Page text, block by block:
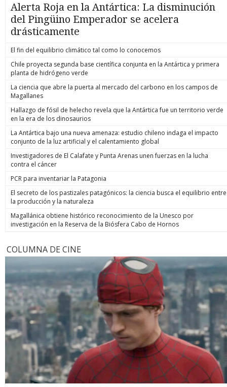
Alerta Roja en la Antártica: La disminución
del Pingüino Emperador se acelera
drásticamente
El fin del equilibrio climático tal como lo conocemos
Chile proyecta segunda base científica conjunta en la Antártica y primera
planta de hidrógeno verde
La ciencia que abre la puerta al mercado del carbono en los campos de
Magallanes
Hallazgo de fósil de helecho revela que la Antártica fue un territorio verde
en la era de los dinosaurios
La Antártica bajo una nueva amenaza: estudio chileno indaga el impacto
conjunto de la luz artificial y el calentamiento global
Investigadores de El Calafate y Punta Arenas unen fuerzas en la lucha
contra el cáncer
PCR para inventariar la Patagonia
El secreto de los pastizales patagónicos: la ciencia busca el equilibrio entre
la producción y la naturaleza
Magallánica obtiene histórico reconocimiento de la Unesco por
investigación en la Reserva de la Biósfera Cabo de Hornos
COLUMNA DE CINE